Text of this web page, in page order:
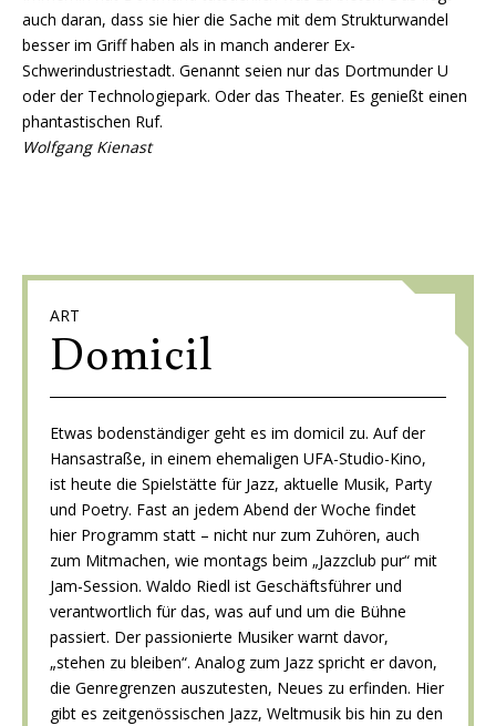
auch daran, dass sie hier die Sache mit dem Strukturwandel
besser im Griff haben als in manch anderer Ex-
Schwerindustriestadt. Genannt seien nur das Dortmunder U
oder der Technologiepark. Oder das Theater. Es genießt einen
phantastischen Ruf.
Wolfgang Kienast
ART
Domicil
Etwas bodenständiger geht es im domicil zu. Auf der
Hansastraße, in einem ehemaligen UFA-Studio-Kino,
ist heute die Spielstätte für Jazz, aktuelle Musik, Party
und Poetry. Fast an jedem Abend der Woche findet
hier Programm statt – nicht nur zum Zuhören, auch
zum Mitmachen, wie montags beim „Jazzclub pur“ mit
Jam-Session. Waldo Riedl ist Geschäftsführer und
verantwortlich für das, was auf und um die Bühne
passiert. Der passionierte Musiker warnt davor,
„stehen zu bleiben“. Analog zum Jazz spricht er davon,
die Genregrenzen auszutesten, Neues zu erfinden. Hier
gibt es zeitgenössischen Jazz, Weltmusik bis hin zu den